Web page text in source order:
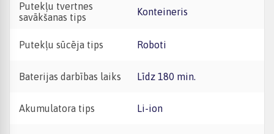
Putekļu tvertnes
savākšanas tips
Konteineris
Putekļu sūcēja tips Roboti
Baterijas darbības laiks Līdz 180 min.
Akumulatora tips Li-ion